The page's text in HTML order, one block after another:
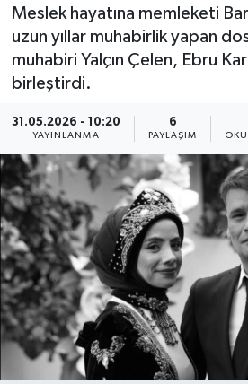
Meslek hayatına memleketi
uzun yıllar muhabirlik yapan
muhabiri Yalçın Çelen, Ebru
birleştirdi.
31.05.2026 - 10:20
YAYINLANMA
6
PAYLAŞIM
Medya
Sağlık
Sinema
Sivil Toplum
Siyaset
Spor
Tarım
Turizm